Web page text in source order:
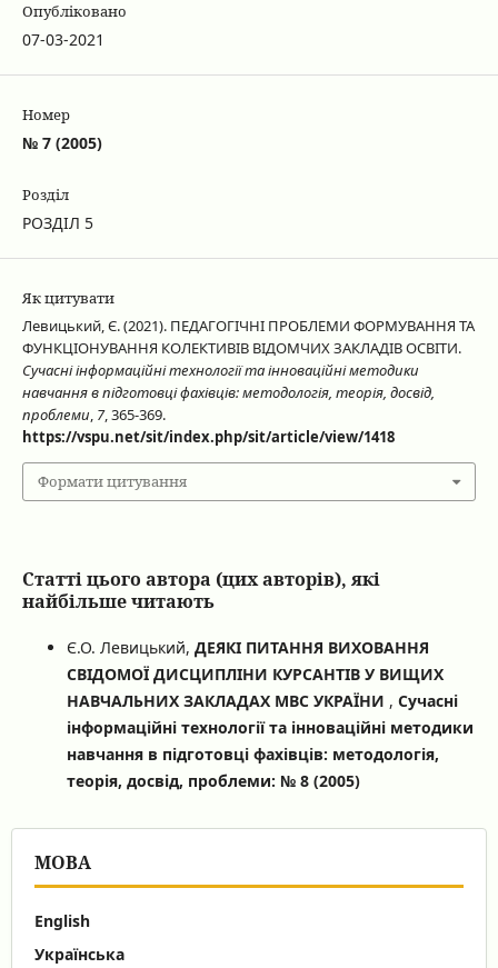
Опубліковано
07-03-2021
Номер
№ 7 (2005)
Розділ
РОЗДІЛ 5
Як цитувати
Левицький, Є. (2021). ПЕДАГОГІЧНІ ПРОБЛЕМИ ФОРМУВАННЯ ТА
ФУНКЦІОНУВАННЯ КОЛЕКТИВІВ ВІДОМЧИХ ЗАКЛАДІВ ОСВІТИ.
Сучасні інформаційні технології та інноваційні методики
навчання в підготовці фахівців: методологія, теорія, досвід,
проблеми, 7, 365-369.
https://vspu.net/sit/index.php/sit/article/view/1418
Формати цитування
Статті цього автора (цих авторів), які
найбільше читають
Є.О. Левицький, ДЕЯКІ ПИТАННЯ ВИХОВАННЯ
СВІДОМОЇ ДИСЦИПЛІНИ КУРСАНТІВ У ВИЩИХ
НАВЧАЛЬНИХ ЗАКЛАДАХ МВС УКРАЇНИ , Сучасні
інформаційні технології та інноваційні методики
навчання в підготовці фахівців: методологія,
теорія, досвід, проблеми: № 8 (2005)
МОВА
English
Українська